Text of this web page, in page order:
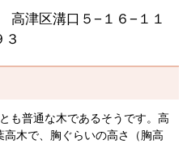
津区溝口５−１６−１１
３
も普通な木であるそうです。高
木で、胸ぐらいの高さ（胸高